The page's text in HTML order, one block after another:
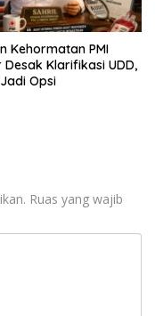
Kehormatan PMI
Desak Klarifikasi UDD,
Opsi
Ruas yang wajib